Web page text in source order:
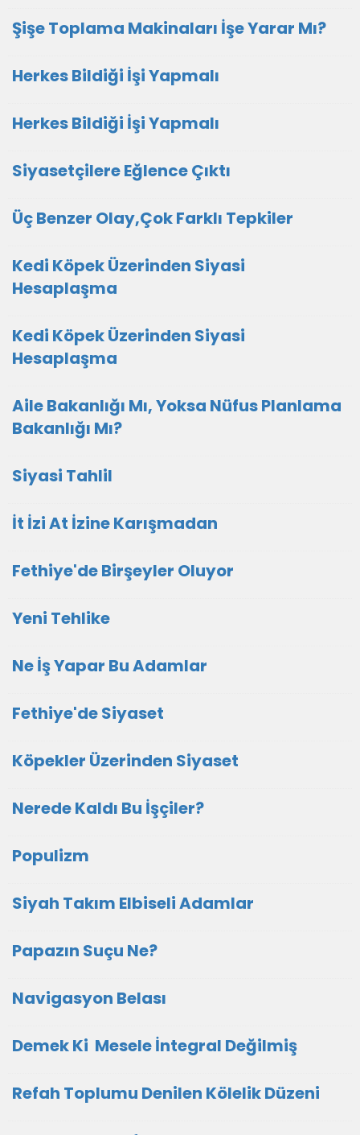
Şişe Toplama Makinaları İşe Yarar Mı?
Herkes Bildiği İşi Yapmalı
Herkes Bildiği İşi Yapmalı
Siyasetçilere Eğlence Çıktı
Üç Benzer Olay,Çok Farklı Tepkiler
Kedi Köpek Üzerinden Siyasi
Hesaplaşma
Kedi Köpek Üzerinden Siyasi
Hesaplaşma
Aile Bakanlığı Mı, Yoksa Nüfus Planlama
Bakanlığı Mı?
Siyasi Tahlil
İt İzi At İzine Karışmadan
Fethiye'de Birşeyler Oluyor
Yeni Tehlike
Ne İş Yapar Bu Adamlar
Fethiye'de Siyaset
Köpekler Üzerinden Siyaset
Nerede Kaldı Bu İşçiler?
Populizm
Siyah Takım Elbiseli Adamlar
Papazın Suçu Ne?
Navigasyon Belası
Demek Ki Mesele İntegral Değilmiş
Refah Toplumu Denilen Kölelik Düzeni